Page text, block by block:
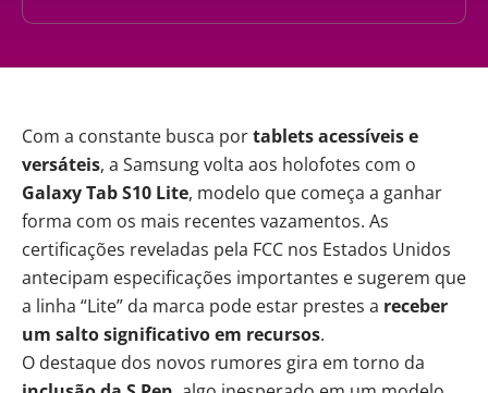
Com a constante busca portablets acessíveis e
versáteis, a Samsung volta aos holofotes com o
Galaxy Tab S10 Lite, modelo que começa a ganhar
forma com os mais recentes vazamentos. As
certificações reveladas pela FCC nos Estados Unidos
antecipam especificações importantes e sugerem que
a linha “Lite” da marca pode estar prestes a receber
um salto significativo em recursos.
O destaque dos novos rumores gira em torno da